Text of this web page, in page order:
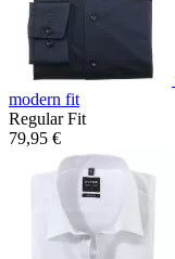
modern fit
Regular Fit
79,95 €